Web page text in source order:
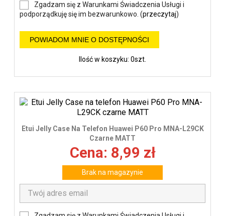
Zgadzam się z Warunkami Świadczenia Usługi i
podporządkuję się im bezwarunkowo. (przeczytaj)
POWIADOM MNIE O DOSTĘPNOŚCI
Ilość w koszyku: 0szt.
Etui Jelly Case Na Telefon Huawei P60 Pro MNA-L29CK
Czarne MATT
Cena: 8,99 zł
Brak na magazynie